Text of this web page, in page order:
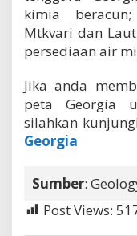
kimia
Mtkvari dan
persediaan air
Jika anda
peta Georgia
silahkan
Georgia
Sumber:
Post Views: